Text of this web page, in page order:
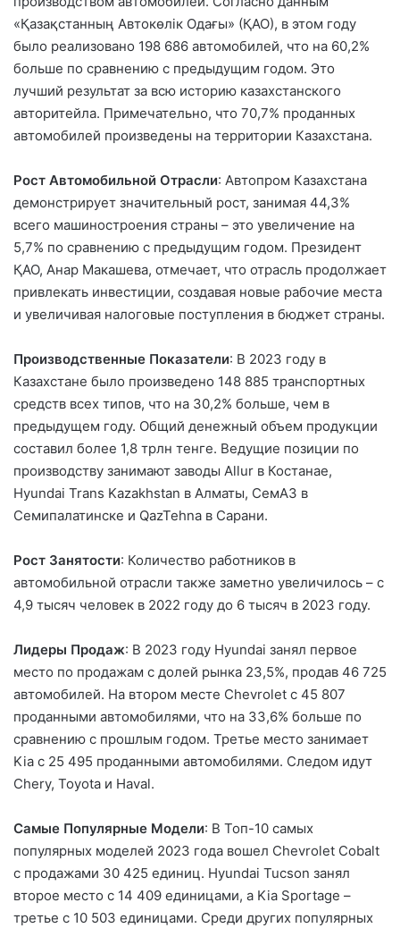
«Қазақстанның Автокөлік Одағы» (ҚАО), в этом году
было реализовано 198 686 автомобилей, что на 60,2%
больше по сравнению с предыдущим годом. Это
лучший результат за всю историю казахстанского
авторитейла. Примечательно, что 70,7% проданных
автомобилей произведены на территории Казахстана.
Рост Автомобильной Отрасли: Автопром Казахстана
демонстрирует значительный рост, занимая 44,3%
всего машиностроения страны – это увеличение на
5,7% по сравнению с предыдущим годом. Президент
ҚАО, Анар Макашева, отмечает, что отрасль продолжает
привлекать инвестиции, создавая новые рабочие места
и увеличивая налоговые поступления в бюджет страны.
Производственные Показатели: В 2023 году в
Казахстане было произведено 148 885 транспортных
средств всех типов, что на 30,2% больше, чем в
предыдущем году. Общий денежный объем продукции
составил более 1,8 трлн тенге. Ведущие позиции по
производству занимают заводы Allur в Костанае,
Hyundai Trans Kazakhstan в Алматы, СемАЗ в
Семипалатинске и QazTehna в Сарани.
Рост Занятости: Количество работников в
автомобильной отрасли также заметно увеличилось – с
4,9 тысяч человек в 2022 году до 6 тысяч в 2023 году.
Лидеры Продаж: В 2023 году Hyundai занял первое
место по продажам с долей рынка 23,5%, продав 46 725
автомобилей. На втором месте Chevrolet с 45 807
проданными автомобилями, что на 33,6% больше по
сравнению с прошлым годом. Третье место занимает
Kia с 25 495 проданными автомобилями. Следом идут
Chery, Toyota и Haval.
Самые Популярные Модели: В Топ-10 самых
популярных моделей 2023 года вошел Chevrolet Cobalt
с продажами 30 425 единиц. Hyundai Tucson занял
второе место с 14 409 единицами, а Kia Sportage –
третье с 10 503 единицами. Среди других популярных